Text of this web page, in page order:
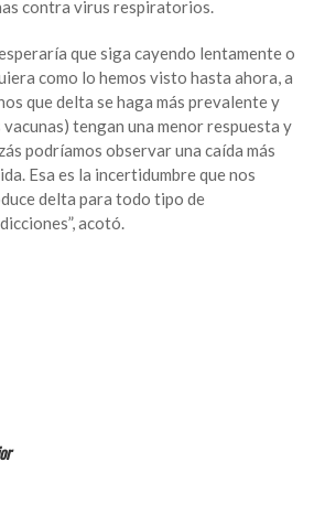
contra virus respiratorios.
que siga cayendo lentamente o
como lo hemos visto hasta ahora, a
que delta se haga más prevalente y
vacunas) tengan una menor respuesta y
podríamos observar una caída más
Esa es la incertidumbre que nos
delta para todo tipo de
acotó.